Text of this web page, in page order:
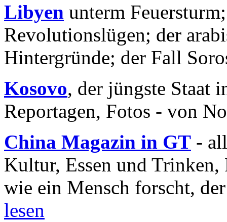
Libyen unterm
Revolutionslügen; der
Hintergründe; der Fall
Kosovo, der jüngste Staat
Reportagen, Fotos - von
China Magazin in GT -
Kultur, Essen und
wie ein Mensch forscht,
lesen